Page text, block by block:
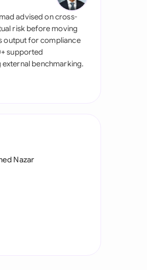
advised on cross-
risk before moving
output for compliance
supported
benchmarking.
Nazar